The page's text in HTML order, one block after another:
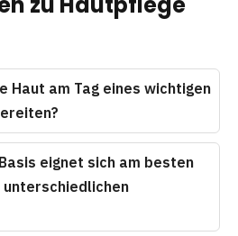
Haut am Tag eines wichtigen
eignet sich am besten